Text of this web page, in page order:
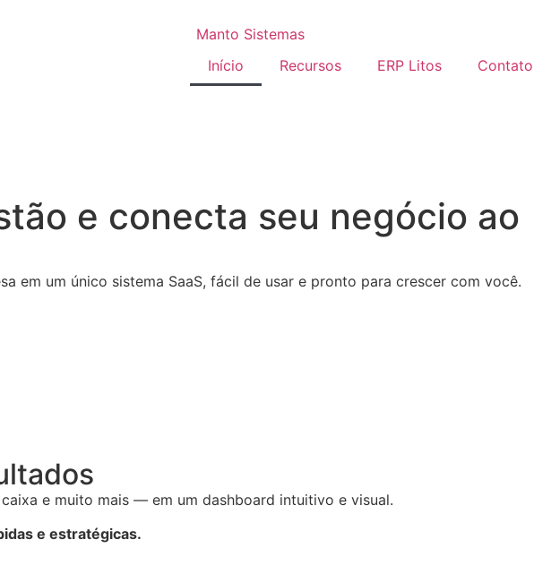
Início Recursos ERP Litos Contato
e conecta seu negócio ao
em um único sistema SaaS, fácil de usar e pronto para crescer com você.
e muito mais — em um dashboard intuitivo e visual.
e estratégicas.